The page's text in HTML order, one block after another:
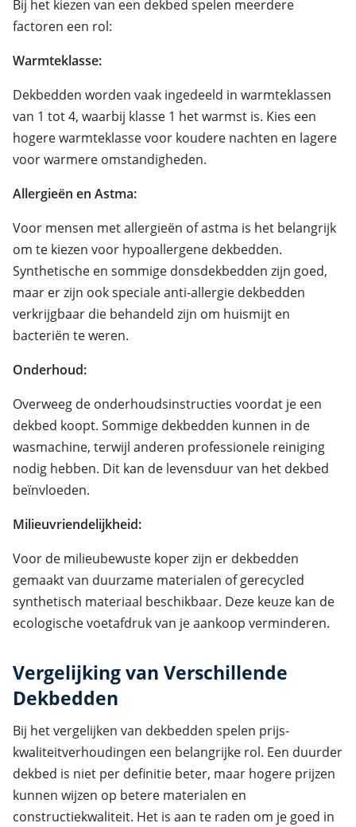
Bij het kiezen van een dekbed spelen meerdere
factoren een rol:
Warmteklasse:
Dekbedden worden vaak ingedeeld in warmteklassen
van 1 tot 4, waarbij klasse 1 het warmst is. Kies een
hogere warmteklasse voor koudere nachten en lagere
voor warmere omstandigheden.
Allergieën en Astma:
Voor mensen met allergieën of astma is het belangrijk
om te kiezen voor hypoallergene dekbedden.
Synthetische en sommige donsdekbedden zijn goed,
maar er zijn ook speciale anti-allergie dekbedden
verkrijgbaar die behandeld zijn om huismijt en
bacteriën te weren.
Onderhoud:
Overweeg de onderhoudsinstructies voordat je een
dekbed koopt. Sommige dekbedden kunnen in de
wasmachine, terwijl anderen professionele reiniging
nodig hebben. Dit kan de levensduur van het dekbed
beïnvloeden.
Milieuvriendelijkheid:
Voor de milieubewuste koper zijn er dekbedden
gemaakt van duurzame materialen of gerecycled
synthetisch materiaal beschikbaar. Deze keuze kan de
ecologische voetafdruk van je aankoop verminderen.
Vergelijking van Verschillende
Dekbedden
Bij het vergelijken van dekbedden spelen prijs-
kwaliteitverhoudingen een belangrijke rol. Een duurder
dekbed is niet per definitie beter, maar hogere prijzen
kunnen wijzen op betere materialen en
constructiekwaliteit. Het is aan te raden om je goed in